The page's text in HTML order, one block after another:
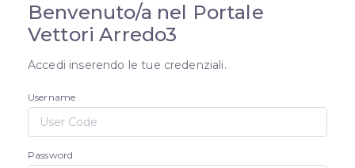
Benvenuto/a nel Portale
Vettori Arredo3
Accedi inserendo le tue credenziali.
Username
Password